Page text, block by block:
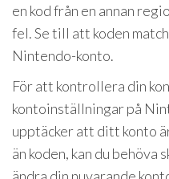
en kod från en annan
fel. Se till att koden
Nintendo-konto.
För att kontrollera din
kontoinställningar på
upptäcker att ditt konto
än koden, kan du